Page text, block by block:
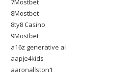
7Mostbet
8Mostbet
8ty8 Casino
9Mostbet
a16z generative ai
aapje4kids
aaronallston1